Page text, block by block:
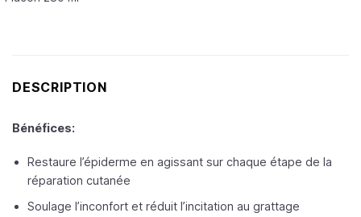
DESCRIPTION
Bénéfices:
Restaure l’épiderme en agissant sur chaque étape de la
réparation cutanée
Soulage l’inconfort et réduit l’incitation au grattage